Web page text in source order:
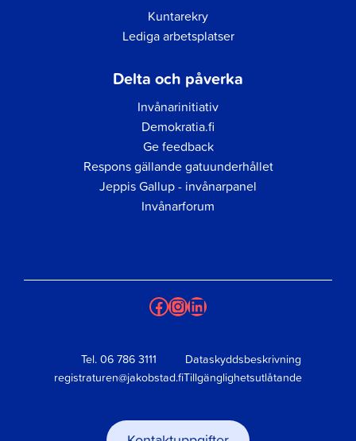
Kuntarekry
Lediga arbetsplatser
Delta och påverka
Invånarinitiativ
Demokratia.fi
Ge feedback
Respons gällande gatuunderhållet
Jeppis Gallup - invånarpanel
Invånarforum
Facebook
Instagram
LinkedIn
Tel. 06 786 3111
registraturen@jakobstad.fi
Dataskyddsbeskrivning
Tillgänglighetsutlåtande